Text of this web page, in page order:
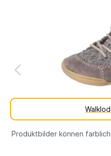
Produktbilder können